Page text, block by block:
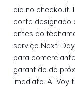
dia no checkout.
corte designado
antes do
serviço Next-
para
garantido do
imediato. A iVoy